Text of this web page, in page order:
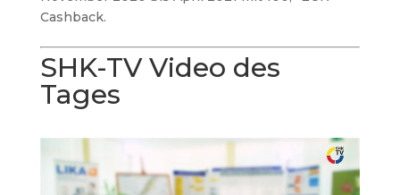
Cashback.
SHK-TV Video des
Tages